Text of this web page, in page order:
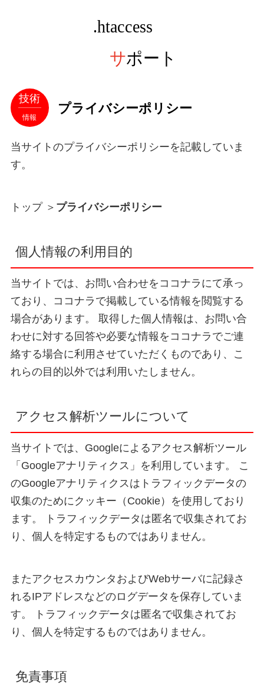
プライバシーポリシー
技術
情報
当サイトのプライバシーポリシーを記載していま
す。
トップ＞ プライバシーポリシー
個人情報の利用目的
当サイトでは、お問い合わせをココナラにて承っ
ており、ココナラで掲載している情報を閲覧する
場合があります。 取得した個人情報は、お問い合
わせに対する回答や必要な情報をココナラでご連
絡する場合に利用させていただくものであり、こ
れらの目的以外では利用いたしません。
アクセス解析ツールについて
当サイトでは、Googleによるアクセス解析ツール
「Googleアナリティクス」を利用しています。 こ
のGoogleアナリティクスはトラフィックデータの
収集のためにクッキー（Cookie）を使用しており
ます。 トラフィックデータは匿名で収集されてお
り、個人を特定するものではありません。
またアクセスカウンタおよびWebサーバに記録さ
れるIPアドレスなどのログデータを保存していま
す。 トラフィックデータは匿名で収集されてお
り、個人を特定するものではありません。
免責事項